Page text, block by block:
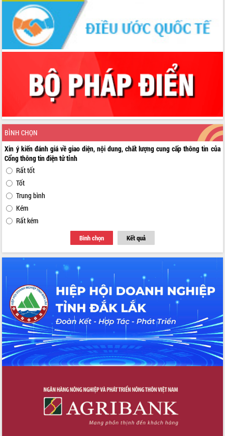
BÌNH CHỌN
Xin ý kiến đánh giá về giao diện, nội dung, chất lượng cung cấp thông tin của
Cổng thông tin điện tử tỉnh
Rất tốt
Tốt
Trung bình
Kém
Rất kém
Bình chọn Kết quả